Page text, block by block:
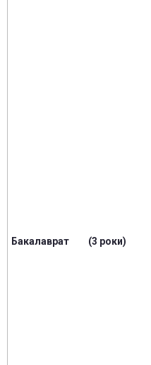
Бакалаврат (3 роки)